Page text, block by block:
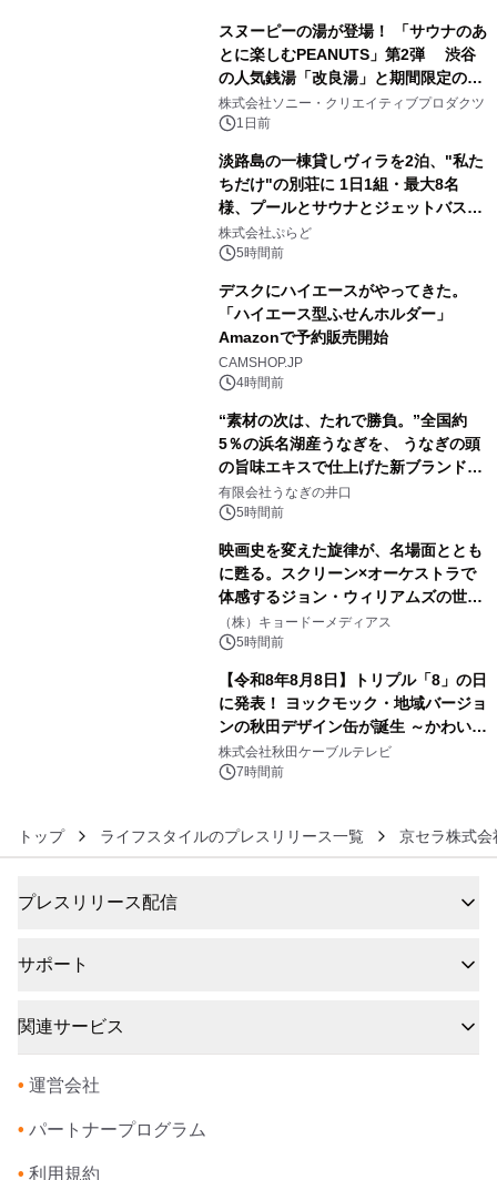
スヌーピーの湯が登場！ 「サウナのあ
とに楽しむPEANUTS」第2弾 渋谷
の人気銭湯「改良湯」と期間限定のコ
ラボレーション サウナイキタイコラ
ボグッズも発売決定！
株式会社ソニー・クリエイティブプロダクツ
1日前
淡路島の一棟貸しヴィラを2泊、"私た
ちだけ"の別荘に 1日1組・最大8名
様、プールとサウナとジェットバス付
きで Villa Mon Temps AWAJIの連泊
素泊りプラン
株式会社ぷらど
5時間前
デスクにハイエースがやってきた。
「ハイエース型ふせんホルダー」
Amazonで予約販売開始
CAMSHOP.JP
4時間前
“素材の次は、たれで勝負。”全国約
5％の浜名湖産うなぎを、 うなぎの頭
の旨味エキスで仕上げた新ブランド
「井口の誉」誕生
有限会社うなぎの井口
5時間前
映画史を変えた旋律が、名場面ととも
に甦る。スクリーン×オーケストラで
体感するジョン・ウィリアムズの世
界。ジョン・ウィリアムズ：シネマ・
スペクタキュラー・コンサート 開催決
（株）キョードーメディアス
5時間前
【令和8年8月8日】トリプル「8」の日
に発表！ ヨックモック・地域バージョ
ンの秋田デザイン缶が誕生 ～かわいい
秋田犬の子犬と秋田の四季と名所を巡
るパッケージ～ 9月1日(火)秋田県内で
株式会社秋田ケーブルテレビ
7時間前
トップ ライフスタイルのプレスリリース一覧 京セラ株式会
プレスリリース配信
サポート
関連サービス
• 運営会社
• パートナープログラム
• 利用規約